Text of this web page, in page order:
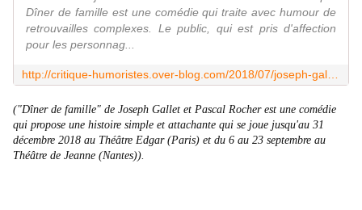
Dîner de famille est une comédie qui traite avec humour de
retrouvailles complexes. Le public, qui est pris d'affection
pour les personnag...
("Dîner de famille" de Joseph Gallet et Pascal Rocher est une comédie
qui propose une histoire simple et attachante qui se joue jusqu'au 31
décembre 2018 au Théâtre Edgar (Paris) et du 6 au 23 septembre au
Théâtre de Jeanne (Nantes)).